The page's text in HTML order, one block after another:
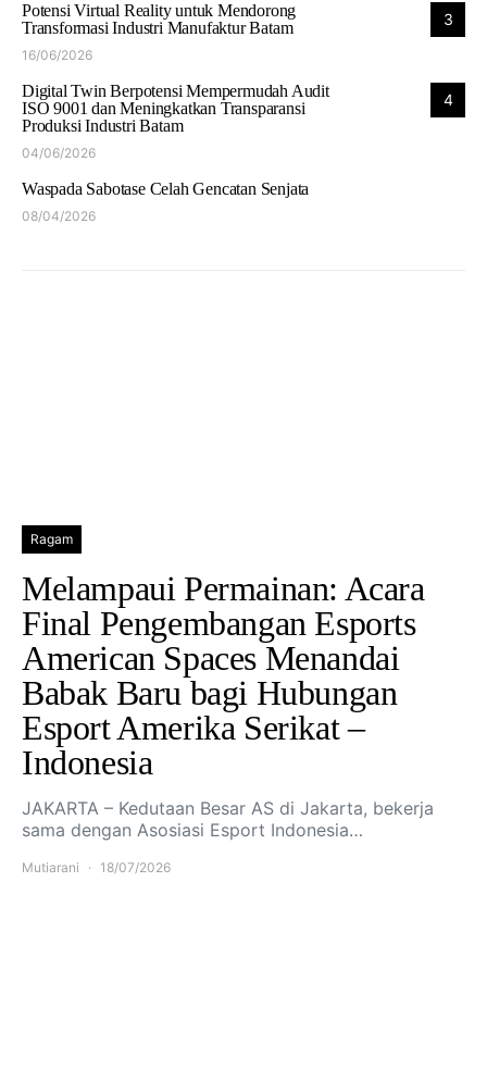
3
Potensi Virtual Reality untuk Mendorong
Transformasi Industri Manufaktur Batam
16/06/2026
4
Digital Twin Berpotensi Mempermudah Audit
ISO 9001 dan Meningkatkan Transparansi
Produksi Industri Batam
04/06/2026
Waspada Sabotase Celah Gencatan Senjata
08/04/2026
Ragam
Melampaui Permainan: Acara
Final Pengembangan Esports
American Spaces Menandai
Babak Baru bagi Hubungan
Esport Amerika Serikat –
Indonesia
JAKARTA – Kedutaan Besar AS di Jakarta, bekerja
sama dengan Asosiasi Esport Indonesia…
Mutiarani 18/07/2026